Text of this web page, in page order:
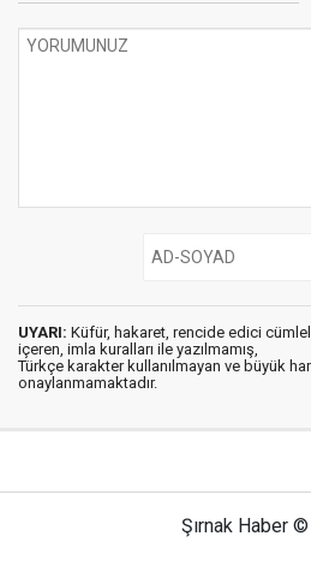
UYARI: Küfür, hakaret, rencide edici
içeren, imla kuralları ile yazılmamış,
Türkçe karakter kullanılmayan ve büyük
onaylanmamaktadır.
Şırnak Haber